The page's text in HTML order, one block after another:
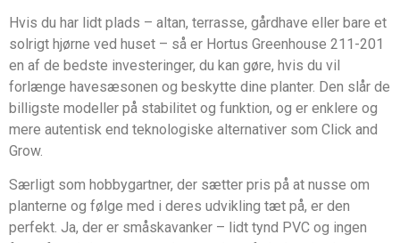
Hvis du har lidt plads – altan, terrasse, gårdhave eller bare et
solrigt hjørne ved huset – så er Hortus Greenhouse 211-201
en af de bedste investeringer, du kan gøre, hvis du vil
forlænge havesæsonen og beskytte dine planter. Den slår de
billigste modeller på stabilitet og funktion, og er enklere og
mere autentisk end teknologiske alternativer som Click and
Grow.
Særligt som hobbygartner, der sætter pris på at nusse om
planterne og følge med i deres udvikling tæt på, er den
perfekt. Ja, der er småskavanker – lidt tynd PVC og ingen